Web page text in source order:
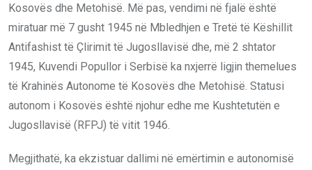
Kosovës dhe Metohisë. Më pas, vendimi në fjalë është
miratuar më 7 gusht 1945 në Mbledhjen e Tretë të Këshillit
Antifashist të Çlirimit të Jugosllavisë dhe, më 2 shtator
1945, Kuvendi Popullor i Serbisë ka nxjerrë ligjin themelues
të Krahinës Autonome të Kosovës dhe Metohisë. Statusi
autonom i Kosovës është njohur edhe me Kushtetutën e
Jugosllavisë (RFPJ) të vitit 1946.
Megjithatë, ka ekzistuar dallimi në emërtimin e autonomisë